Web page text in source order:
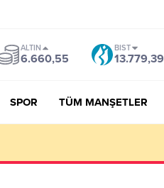
ALTIN
6.660,55
BIST
13.779,39
SPOR TÜM MANŞETLER